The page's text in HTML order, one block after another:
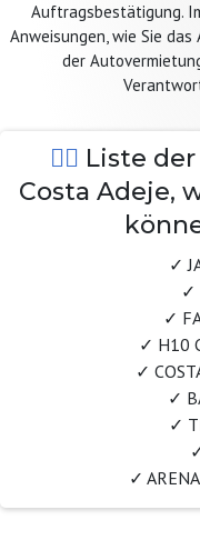
Auftragsbestätigung.
Anweisungen, wie Sie
der
Liste
Costa Adeje,
✓
✓
✓
✓ H10
✓
✓
✓
✓